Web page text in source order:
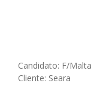
Candidato: F/Malta
Cliente: Seara